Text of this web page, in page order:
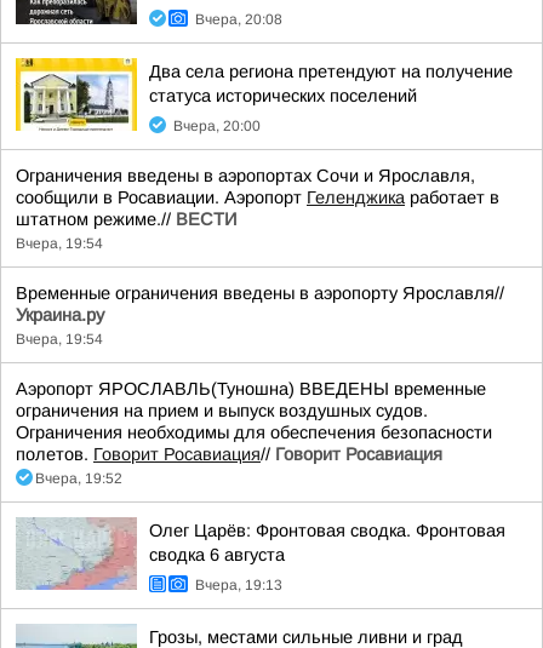
Вчера, 20:08
Два села региона претендуют на получение
статуса исторических поселений
Вчера, 20:00
Ограничения введены в аэропортах Сочи и Ярославля,
сообщили в Росавиации. Аэропорт Геленджика работает в
штатном режиме.// ВЕСТИ
Вчера, 19:54
Временные ограничения введены в аэропорту Ярославля//
Украина.ру
Вчера, 19:54
Аэропорт ЯРОСЛАВЛЬ(Туношна) ВВЕДЕНЫ временные
ограничения на прием и выпуск воздушных судов.
Ограничения необходимы для обеспечения безопасности
полетов. Говорит Росавиация// Говорит Росавиация
Вчера, 19:52
Олег Царёв: Фронтовая сводка. Фронтовая
сводка 6 августа
Вчера, 19:13
Грозы, местами сильные ливни и град